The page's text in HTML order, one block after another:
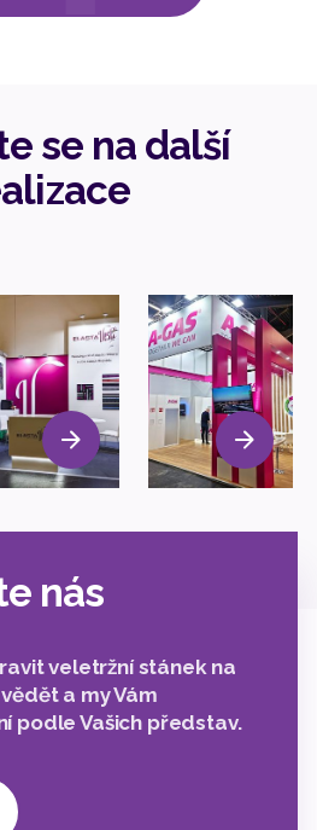
se na další
nás
veletržní stánek na
a my Vám
podle Vašich představ.